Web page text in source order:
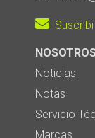
Noticias
Notas
Servicio
Marcas